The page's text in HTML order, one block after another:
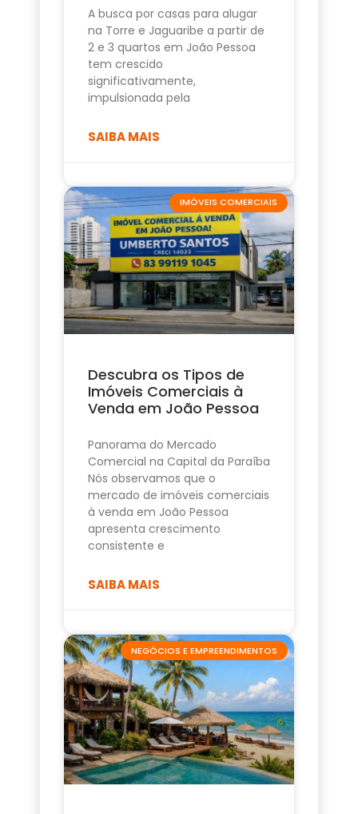
A busca por casas para alugar
na Torre e Jaguaribe a partir de
2 e 3 quartos em João Pessoa
tem crescido
significativamente,
impulsionada pela
SAIBA MAIS
IMÓVEIS COMERCIAIS
Descubra os Tipos de
Imóveis Comerciais à
Venda em João Pessoa
Panorama do Mercado
Comercial na Capital da Paraíba
Nós observamos que o
mercado de imóveis comerciais
à venda em João Pessoa
apresenta crescimento
consistente e
SAIBA MAIS
NEGÓCIOS E EMPREENDIMENTOS